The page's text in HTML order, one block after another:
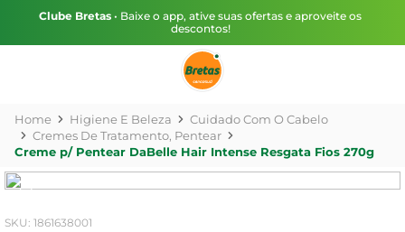
Clube Bretas • Baixe o app, ative suas ofertas e aproveite os
descontos!
Higiene E Beleza
Cuidado Com O Cabelo
Cremes De Tratamento, Pentear
Creme p/ Pentear DaBelle Hair Intense Resgata Fios 270g
: 1861638001